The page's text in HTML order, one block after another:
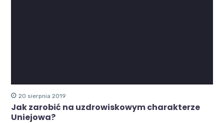
20 sierpnia 2019
Jak zarobić na uzdrowiskowym charakterze
Uniejowa?